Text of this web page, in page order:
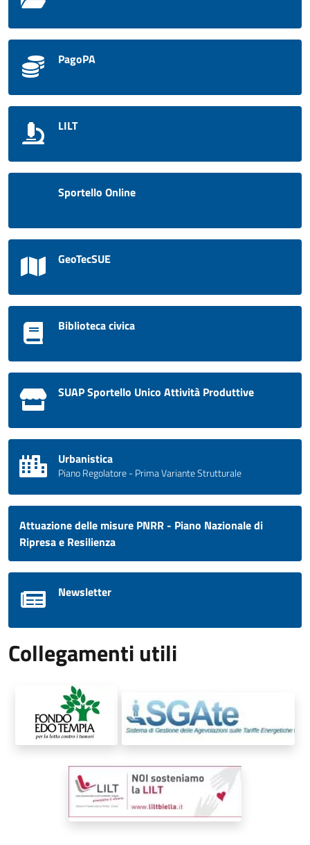
PagoPA
LILT
Sportello Online
GeoTecSUE
Biblioteca civica
SUAP Sportello Unico Attività Produttive
Urbanistica
Piano Regolatore - Prima Variante Strutturale
Attuazione delle misure PNRR - Piano Nazionale di
Ripresa e Resilienza
Newsletter
Collegamenti utili